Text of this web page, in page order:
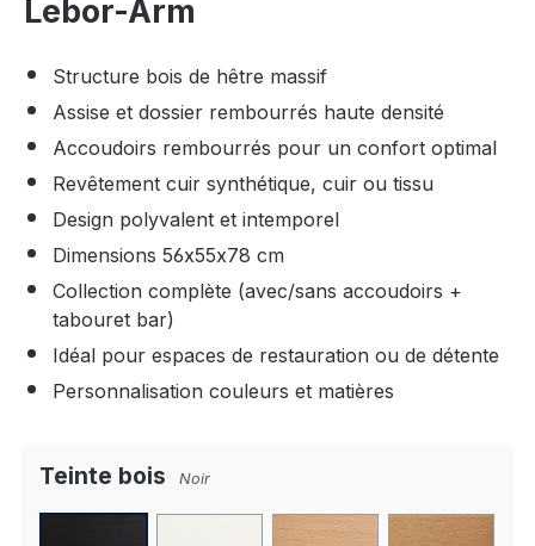
Lebor-Arm
Structure bois de hêtre massif
Assise et dossier rembourrés haute densité
Accoudoirs rembourrés pour un confort optimal
Revêtement cuir synthétique, cuir ou tissu
Design polyvalent et intemporel
Dimensions 56x55x78 cm
Collection complète (avec/sans accoudoirs +
tabouret bar)
Idéal pour espaces de restauration ou de détente
Personnalisation couleurs et matières
Teinte bois Noir